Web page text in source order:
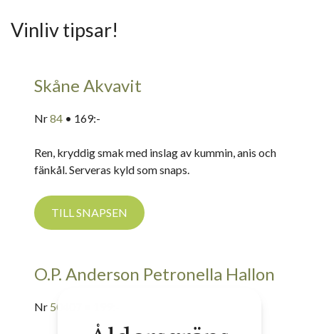
Vinliv tipsar!
Skåne Akvavit
Nr84 • 169:-
Ren, kryddig smak med inslag av kummin, anis och
fänkål. Serveras kyld som snaps.
TILL SNAPSEN
O.P. Anderson Petronella Hallon
Nr 50407